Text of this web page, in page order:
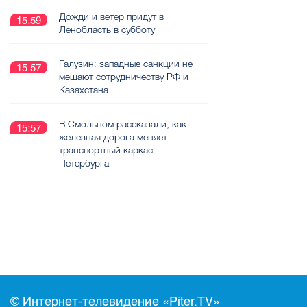
15:59
Дожди и ветер придут в
Ленобласть в субботу
15:57
Галузин: западные санкции не
мешают сотрудничеству РФ и
Казахстана
15:57
В Смольном рассказали, как
железная дорога меняет
транспортный каркас
Петербурга
© Интернет-телевидение «Piter.TV»